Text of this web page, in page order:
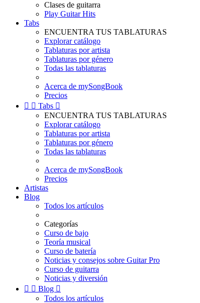
Clases de guitarra
Play Guitar Hits
Tabs
ENCUENTRA TUS TABLATURAS
Explorar catálogo
Tablaturas por artista
Tablaturas por género
Todas las tablaturas
Acerca de mySongBook
Precios
  Tabs 
ENCUENTRA TUS TABLATURAS
Explorar catálogo
Tablaturas por artista
Tablaturas por género
Todas las tablaturas
Acerca de mySongBook
Precios
Artistas
Blog
Todos los artículos
Categorías
Curso de bajo
Teoría musical
Curso de batería
Noticias y consejos sobre Guitar Pro
Curso de guitarra
Noticias y diversión
  Blog 
Todos los artículos